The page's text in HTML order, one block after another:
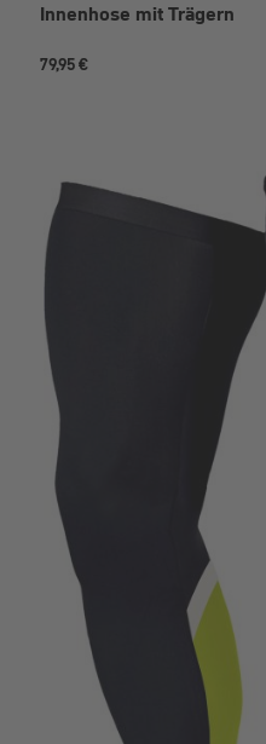
Innenhose mit Trägern
79,95 €